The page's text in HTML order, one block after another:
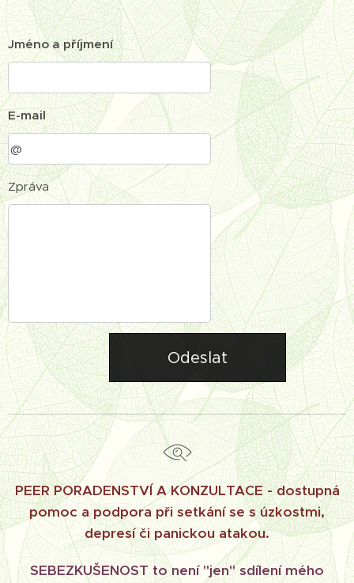
Jméno a příjmení
E-mail
Zpráva
Odeslat
PEER PORADENSTVÍ A KONZULTACE -dostupná
pomoc a podpora při setkání se s úzkostmi,
depresí či panickou atakou.
SEBEZKUŠENOST to není "jen" sdílení mého